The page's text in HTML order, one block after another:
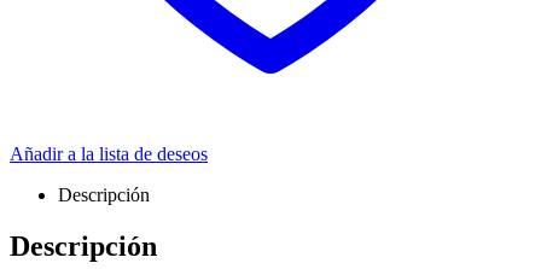
Añadir a la lista de deseos
Descripción
Descripción